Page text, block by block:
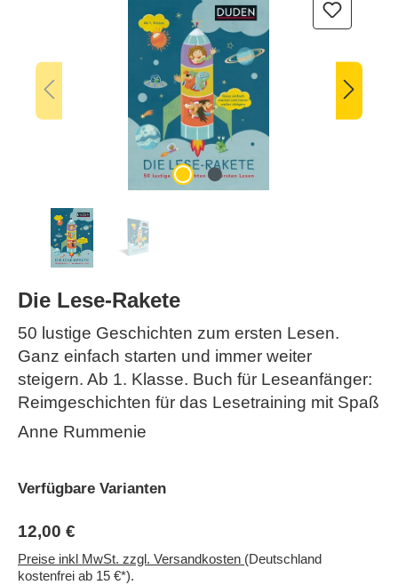
Die Lese-Rakete
50 lustige Geschichten zum ersten Lesen.
Ganz einfach starten und immer weiter
steigern. Ab 1. Klasse. Buch für Leseanfänger:
Reimgeschichten für das Lesetraining mit Spaß
Anne Rummenie
Verfügbare Varianten
12,00 €
Preise inkl MwSt. zzgl. Versandkosten (Deutschland
kostenfrei ab 15 €*).